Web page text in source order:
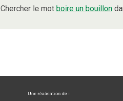
Chercher le mot boire un bouillon